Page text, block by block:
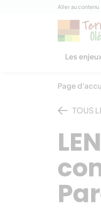
Panneau de gestion des
Aller au contenu
Les
Page
TOUS